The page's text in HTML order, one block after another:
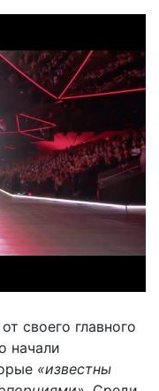
своего главного
начали
«известны